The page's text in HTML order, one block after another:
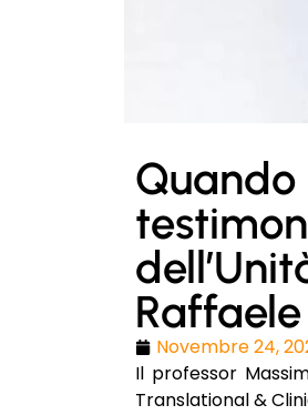
Raffaele
Novembre 24,
Il professor
Translational &